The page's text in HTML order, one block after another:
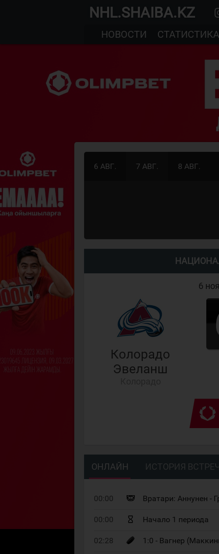
NHL.SHAIBA.KZ
НОВОСТИ
СТАТИСТИКА
6 АВГ. 7 АВГ. 8 АВГ.
6
Колорадо
Эвеланш
ОНЛАЙН ИСТОРИЯ ВСТРЕЧ
00:00 Вратари: Аннунен -
00:00 Начало 1 периода
02:28 1:0 - Вагнер